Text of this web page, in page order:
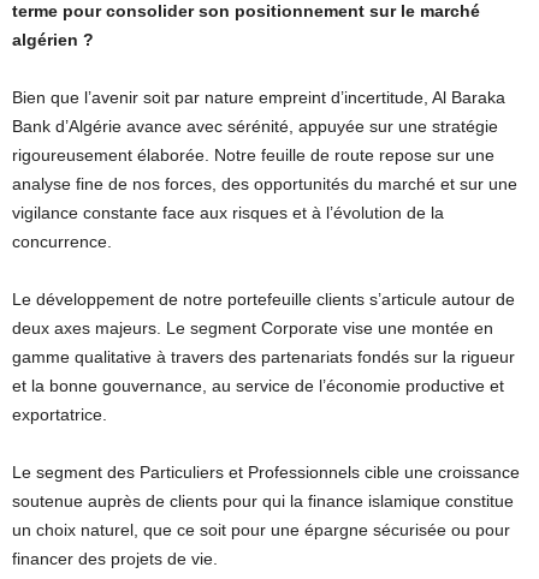
terme pour consolider son positionnement sur le marché
algérien ?
Bien que l’avenir soit par nature empreint d’incertitude, Al Baraka
Bank d’Algérie avance avec sérénité, appuyée sur une stratégie
rigoureusement élaborée. Notre feuille de route repose sur une
analyse fine de nos forces, des opportunités du marché et sur une
vigilance constante face aux risques et à l’évolution de la
concurrence.
Le développement de notre portefeuille clients s’articule autour de
deux axes majeurs. Le segment Corporate vise une montée en
gamme qualitative à travers des partenariats fondés sur la rigueur
et la bonne gouvernance, au service de l’économie productive et
exportatrice.
Le segment des Particuliers et Professionnels cible une croissance
soutenue auprès de clients pour qui la finance islamique constitue
un choix naturel, que ce soit pour une épargne sécurisée ou pour
financer des projets de vie.